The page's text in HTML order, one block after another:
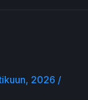
2026 /